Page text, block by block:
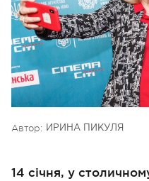
Автор: ИРИНА ПИКУЛЯ
14 січня, у